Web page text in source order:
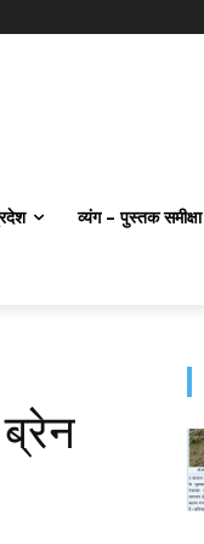
व्यंग – पुस्तक समीक्षा